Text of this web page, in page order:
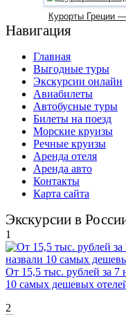
Курорты Греции
Навигация
Главная
Выгодные туры
Экскурсии онлайн
Авиабилеты
Автобусные туры
Билеты на поезд
Морские круизы
Речные круизы
Аренда отеля
Аренда авто
Контакты
Карта сайта
Экскурсии в
1
От 15,5 тыс. рублей за 7
10 самых дешевых
2